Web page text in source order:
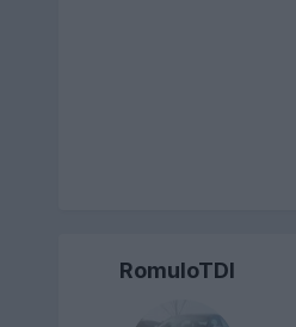
RomuloTDI